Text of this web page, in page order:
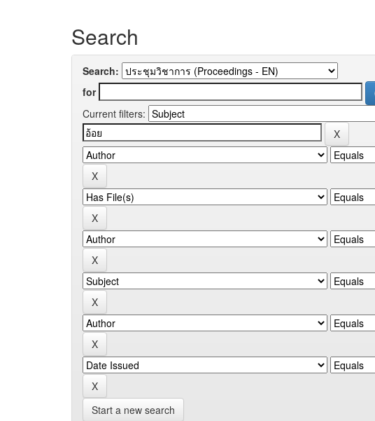
Search
Search:
for
Current filters:
Start a new search